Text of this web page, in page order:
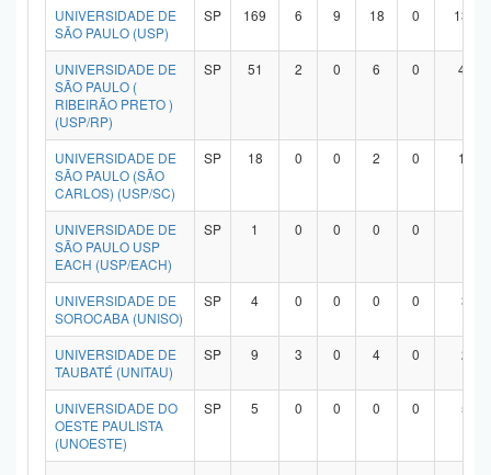
UNIVERSIDADE DE
SÃO PAULO (USP)
SP 169 6 9 18 0 134
UNIVERSIDADE DE
SÃO PAULO (
RIBEIRÃO PRETO )
(USP/RP)
SP 51 2 0 6 0 42
UNIVERSIDADE DE
SÃO PAULO (SÃO
CARLOS) (USP/SC)
SP 18 0 0 2 0 15
UNIVERSIDADE DE
SÃO PAULO USP
EACH (USP/EACH)
SP 1 0 0 0 0
UNIVERSIDADE DE
SOROCABA (UNISO)
SP 4 0 0 0 0 3
UNIVERSIDADE DE
TAUBATÉ (UNITAU)
SP 9 3 0 4 0 2
UNIVERSIDADE DO
OESTE PAULISTA
(UNOESTE)
SP 5 0 0 0 0 5